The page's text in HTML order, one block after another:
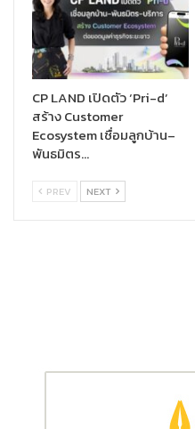
CP LAND เปิดตัว ‘Pri-d’
สร้าง Customer
Ecosystem เชื่อมลูกบ้าน–
พันธมิตร…
PREV NEXT